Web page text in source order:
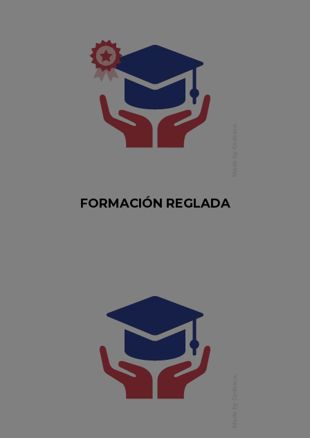
FORMACIÓN REGLADA